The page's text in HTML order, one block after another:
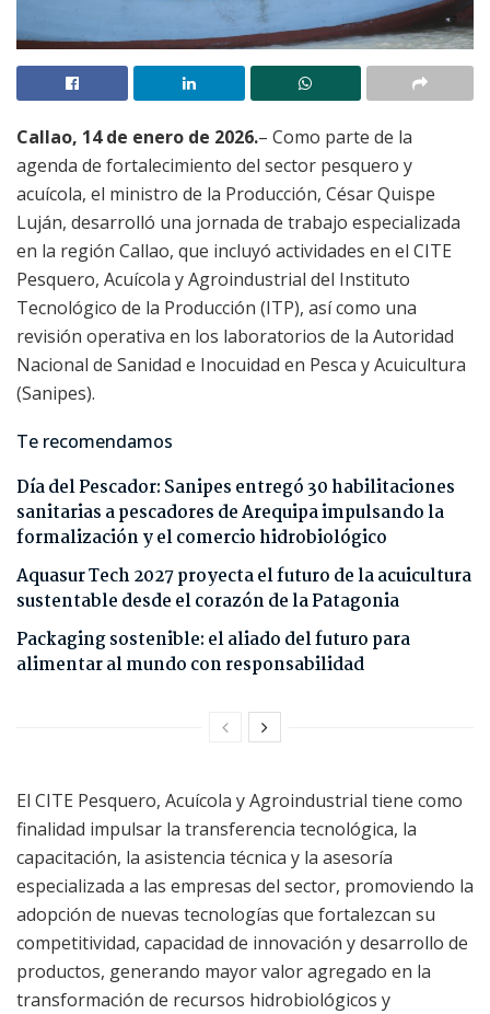
Callao, 14 de enero de 2026.– Como parte de la
agenda de fortalecimiento del sector pesquero y
acuícola, el ministro de la Producción, César Quispe
Luján, desarrolló una jornada de trabajo especializada
en la región Callao, que incluyó actividades en el CITE
Pesquero, Acuícola y Agroindustrial del Instituto
Tecnológico de la Producción (ITP), así como una
revisión operativa en los laboratorios de la Autoridad
Nacional de Sanidad e Inocuidad en Pesca y Acuicultura
(Sanipes).
Te recomendamos
Día del Pescador: Sanipes entregó 30 habilitaciones
sanitarias a pescadores de Arequipa impulsando la
formalización y el comercio hidrobiológico
Aquasur Tech 2027 proyecta el futuro de la acuicultura
sustentable desde el corazón de la Patagonia
Packaging sostenible: el aliado del futuro para
alimentar al mundo con responsabilidad
El CITE Pesquero, Acuícola y Agroindustrial tiene como
finalidad impulsar la transferencia tecnológica, la
capacitación, la asistencia técnica y la asesoría
especializada a las empresas del sector, promoviendo la
adopción de nuevas tecnologías que fortalezcan su
competitividad, capacidad de innovación y desarrollo de
productos, generando mayor valor agregado en la
transformación de recursos hidrobiológicos y